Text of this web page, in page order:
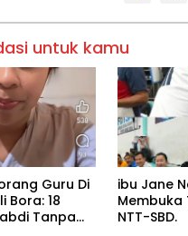
untuk kamu
Guru Di
Bora: 18
Tanpa
ibu Jane
Membuka
NTT-SBD.